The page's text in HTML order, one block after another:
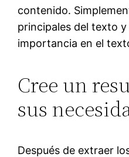
contenido.
principales del texto
importancia en el
Cree un
sus
Después de extraer